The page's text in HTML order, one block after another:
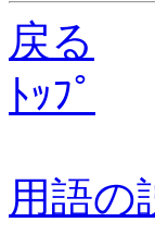
戻る
ﾄｯﾌﾟ
用語の